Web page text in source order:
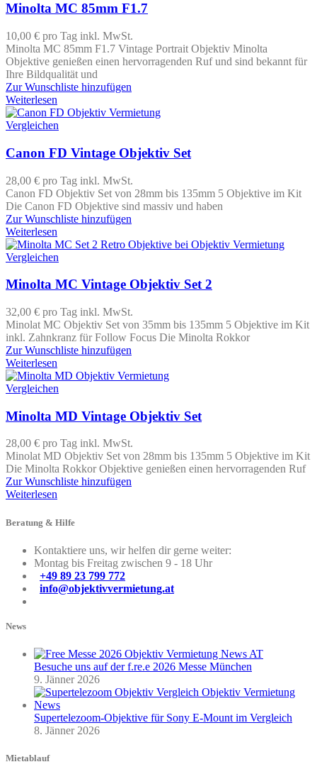
Minolta MC 85mm F1.7
10,00 € pro Tag inkl. MwSt.
Minolta MC 85mm F1.7 Vintage Portrait Objektiv Minolta
Objektive genießen einen hervorragenden Ruf und sind bekannt für
Ihre Bildqualität und
Zur Wunschliste hinzufügen
Weiterlesen
Vergleichen
Canon FD Vintage Objektiv Set
28,00 € pro Tag inkl. MwSt.
Canon FD Objektiv Set von 28mm bis 135mm 5 Objektive im Kit
Die Canon FD Objektive sind massiv und haben
Zur Wunschliste hinzufügen
Weiterlesen
Vergleichen
Minolta MC Vintage Objektiv Set 2
32,00 € pro Tag inkl. MwSt.
Minolat MC Objektiv Set von 35mm bis 135mm 5 Objektive im Kit
inkl. Zahnkranz für Follow Focus Die Minolta Rokkor
Zur Wunschliste hinzufügen
Weiterlesen
Vergleichen
Minolta MD Vintage Objektiv Set
28,00 € pro Tag inkl. MwSt.
Minolat MD Objektiv Set von 28mm bis 135mm 5 Objektive im Kit
Die Minolta Rokkor Objektive genießen einen hervorragenden Ruf
Zur Wunschliste hinzufügen
Weiterlesen
Beratung & Hilfe
Kontaktiere uns, wir helfen dir gerne weiter:
Montag bis Freitag zwischen 9 - 18 Uhr
+49 89 23 799 772
info@objektivvermietung.at
News
Besuche uns auf der f.re.e 2026 Messe München
9. Jänner 2026
Supertelezoom-Objektive für Sony E-Mount im Vergleich
8. Jänner 2026
Mietablauf